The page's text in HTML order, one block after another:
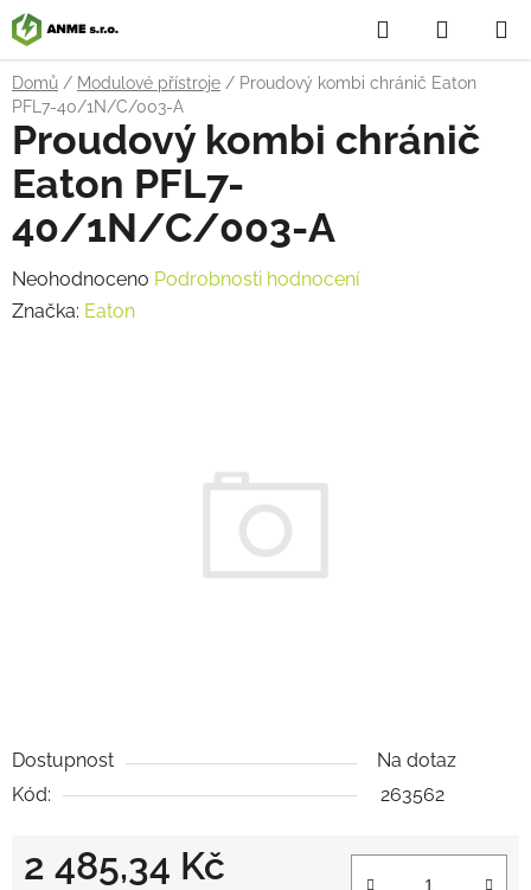
Přejít
na
obsah
Hledat
KOŠÍK
Domů / Modulové přístroje / Proudový kombi chránič Eaton
PFL7-40/1N/C/003-A
Dostupnost
Na dotaz
Kód:
263562
2 485,34 Kč
Proudový kombi chránič
Eaton PFL7-
40/1N/C/003-A
Průměrné
hodnocení
Neohodnoceno Podrobnosti hodnocení
Značka: Eaton